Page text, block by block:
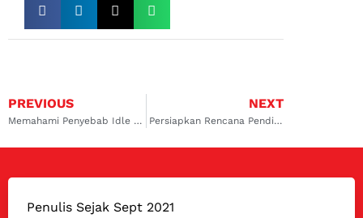
PREVIOUS
Memahami Penyebab Idle Speed Control Rusak di Mobil dan Solusinya
NEXT
Persiapkan Rencana Pendidikan Terbaik Bagi Anak Bersama MOFI
Penulis Sejak Sept 2021